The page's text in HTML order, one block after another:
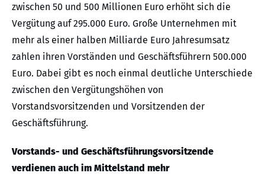
zwischen 50 und 500 Millionen Euro erhöht sich die
Vergütung auf 295.000 Euro. Große Unternehmen mit
mehr als einer halben Milliarde Euro Jahresumsatz
zahlen ihren Vorständen und Geschäftsführern 500.000
Euro. Dabei gibt es noch einmal deutliche Unterschiede
zwischen den Vergütungshöhen von
Vorstandsvorsitzenden und Vorsitzenden der
Geschäftsführung.
Vorstands- und Geschäftsführungsvorsitzende
verdienen auch im Mittelstand mehr